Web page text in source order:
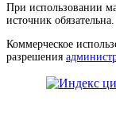
При использовании
источник обязательна.
Коммерческое
разрешения